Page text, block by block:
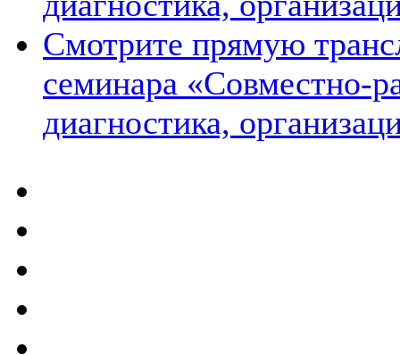
Смотрите прямую
семинара «Совместно-
диагностика,